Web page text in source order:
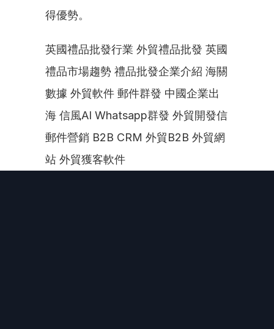
得優勢。
英國禮品批發行業 外貿禮品批發 英國
禮品市場趨勢 禮品批發企業介紹 海關
數據 外貿軟件 郵件群發 中國企業出
海 信風AI Whatsapp群發 外貿開發信
郵件營銷 B2B CRM 外貿B2B 外貿網
站 外貿獲客軟件